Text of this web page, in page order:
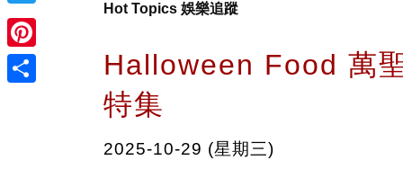
Twitter
Pinterest
Hot Topics 娛樂追蹤
Halloween Food 萬
特集
2025-10-29 (星期三)